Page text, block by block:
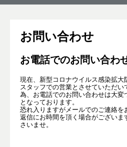
お問い合わせ
お電話でのお問い合わ
現在、新型コロナウイルス感染拡大
スタッフでの営業とさせていただい
為、お電話でのお問い合わせは大変
となっております。
恐れ入りますがメールでのご連絡を
返信にお時間を頂く場合がございま
さいませ。